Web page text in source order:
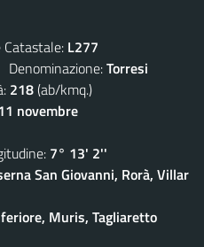
L277
Denominazione:Torresi
218(ab/kmq.)
novembre
7° 13' 2''
San Giovanni, Rorà, Villar
Muris, Tagliaretto